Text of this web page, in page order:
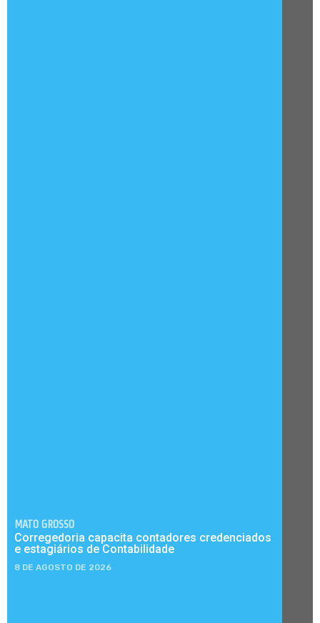
MATO GROSSO
Corregedoria capacita contadores credenciados
e estagiários de Contabilidade
8 DE AGOSTO DE 2026